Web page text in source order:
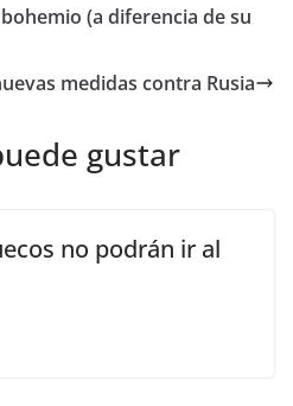
(a diferencia de su
medidas contra Rusia
gustar
no podrán ir al